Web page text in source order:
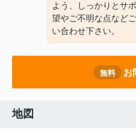
よう、しっかりとサ
望やご不明な点など
い合わせ下さい。
無料 お
地図